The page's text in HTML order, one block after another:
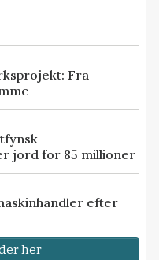
Fra
jord for 85 millioner
efter
her